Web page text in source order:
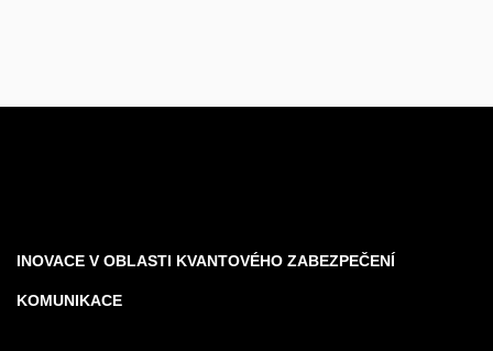
INOVACE V OBLASTI KVANTOVÉHO ZABEZPEČENÍ
KOMUNIKACE